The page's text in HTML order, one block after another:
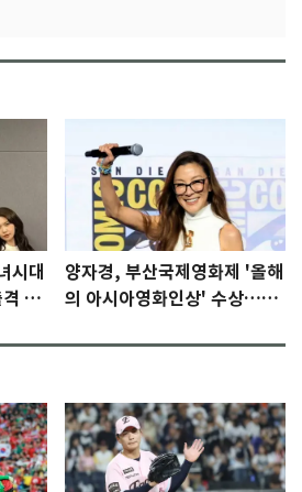
시대
[N
양자경, 부산국제영화제 '올해
의 아시아영화인상' 수상…15